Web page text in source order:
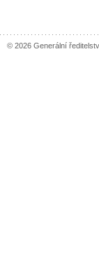
© 2026 Generální